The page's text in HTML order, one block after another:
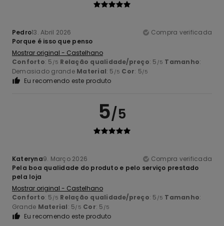
Pedro13. Abril 2026
Compra verificada
Porque é isso que penso
Mostrar original - Castelhano
Conforto: 5 /5 Relação qualidade/preço: 5 /5 Tamanho:
Demasiado grande Material: 5 /5 Cor: 5/5
Eu recomendo este produto
5/5
Kateryna9. Março 2026
Compra verificada
Pela boa qualidade do produto e pelo serviço prestado
pela loja
Mostrar original - Castelhano
Conforto: 5 /5 Relação qualidade/preço: 5 /5 Tamanho:
Grande Material: 5/5 Cor: 5 /5
Eu recomendo este produto